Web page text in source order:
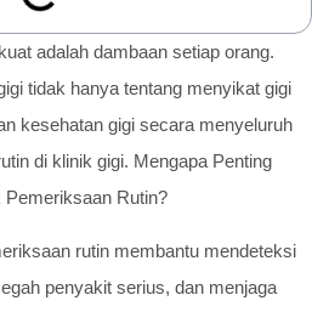
adalah dambaan setiap orang.
tidak hanya tentang menyikat gigi
kesehatan gigi secara menyeluruh
di klinik gigi. Mengapa Penting
Pemeriksaan Rutin?
rutin membantu mendeteksi
penyakit serius, dan menjaga